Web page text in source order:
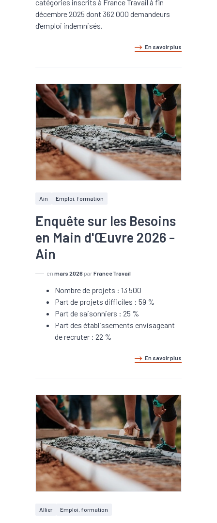
catégories inscrits à France Travail à fin
décembre 2025 dont 362 000 demandeurs
d’emploi indemnisés.
En savoir plus
Ain Emploi, formation
Enquête sur les Besoins
en Main d'Œuvre 2026 -
Ain
en mars 2026 par France Travail
Nombre de projets : 13 500
Part de projets difficiles : 59 %
Part de saisonniers : 25 %
Part des établissements envisageant
de recruter : 22 %
En savoir plus
Allier Emploi, formation